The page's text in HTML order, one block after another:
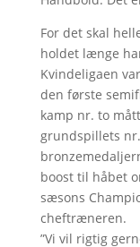
For det skal
holdet længe
Kvindeligaen
den første
kamp nr. to
grundspillets
boost til håbet
sæsons
cheftræneren.
”Vi vil rigtig